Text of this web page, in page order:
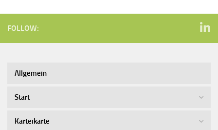
FOLLOW:
Allgemein
Start
Karteikarte